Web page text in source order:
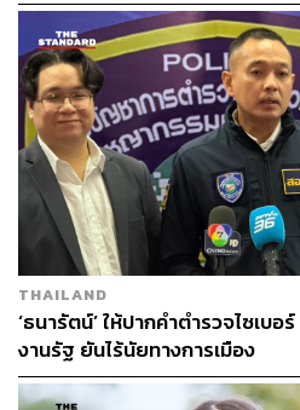
THE
กองบรรณาธิกา
THAILAND
‘ธนารัตน์’ ให้ปากคำตำรวจไซเบ
งานรัฐ ยันไร้นัยทางการเมือง